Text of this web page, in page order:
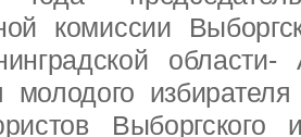
комиссии
молодого
Выборгского